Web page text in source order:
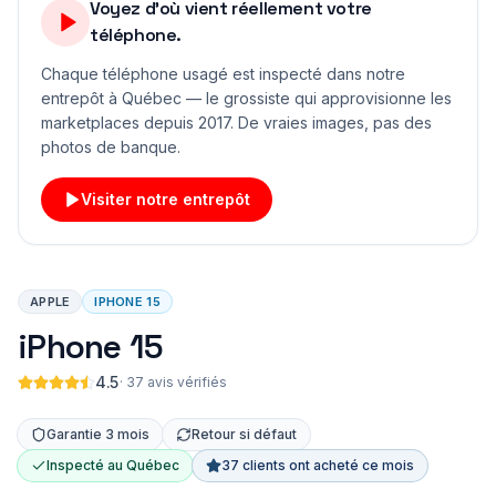
Voyez d'où vient réellement votre
téléphone.
Chaque téléphone usagé est inspecté dans notre
entrepôt à Québec — le grossiste qui approvisionne les
marketplaces depuis 2017. De vraies images, pas des
photos de banque.
Visiter notre entrepôt
APPLE IPHONE 15
iPhone 15
4.5· 37 avis vérifiés
Garantie 3 mois
Retour si défaut
Inspecté au Québec
37 clients ont acheté ce mois